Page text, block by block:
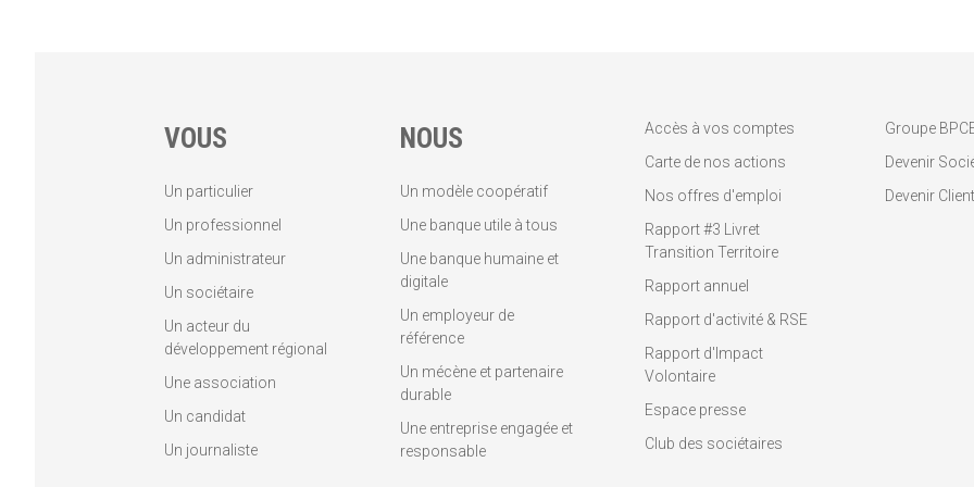
VOUS
Un particulier
Un professionnel
Un administrateur
Un sociétaire
Un acteur du
développement régional
Une association
Un candidat
Un journaliste
NOUS
Un modèle coopératif
Une banque utile à tous
Une banque humaine et
digitale
Un employeur de
référence
Un mécène et partenaire
durable
Une entreprise engagée et
responsable
Accès à vos comptes
Carte de nos actions
Nos offres d'emploi
Rapport #3 Livret
Transition Territoire
Rapport annuel
Rapport d'activité & RSE
Rapport d'Impact
Volontaire
Espace presse
Club des sociétaires
Groupe
Devenir
Devenir Client